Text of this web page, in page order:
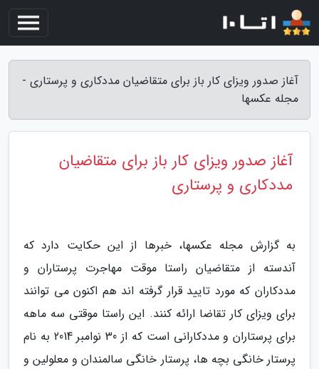
آغاز صدور ویزای کار باز برای متقاضیان مددکاری و پرستاری -
مجله عکسها
آغاز صدور ویزای کار باز برای متقاضیان
مددکاری و پرستاری
به گزارش مجله عکسها، خبرها از این حکایت دارد که
آندسته از متقاضیان راستا موقت مهاجرت پرستاران و
مددکاران که مورد تایید قرار گرفته اند هم اکنون می توانند
برای ویزای کار تقاضا ارائه کنند. این راستا موقتی سه ماهه
برای پرستاران و مددکارانی است که از 30 نوامبر 2014 به نام
پرستار خانگی بچه ها، پرستار خانگی سالمندان و معلولین و